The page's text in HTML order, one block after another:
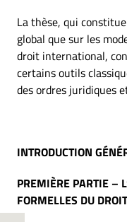
La thèse, qui
global que sur les
droit international,
certains outils
des ordres juridiques
INTRODUCTION
PREMIÈRE PARTIE –
FORMELLES DU